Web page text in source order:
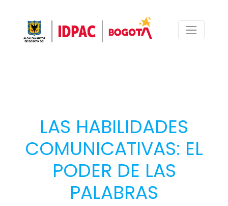
LAS HABILIDADES
COMUNICATIVAS: EL
PODER DE LAS
PALABRAS